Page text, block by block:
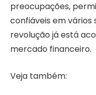
preocupações,
confiáveis em vários
revolução já está
mercado financeiro.
Veja também: